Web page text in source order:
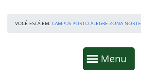
VOCÊ ESTÁ EM: CAMPUS PORTO ALEGRE ZONA NORTE
Mostrar
Menu